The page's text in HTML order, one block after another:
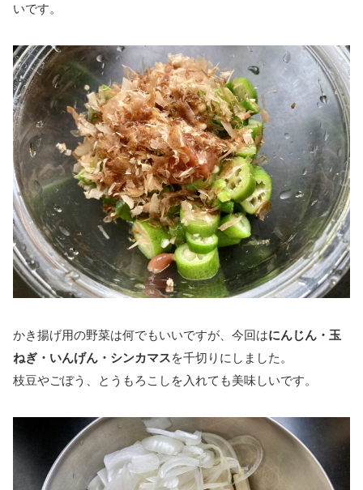
いです。
かき揚げ用の野菜は何でもいいですが、今回はにんじん・玉
ねぎ・いんげん・シンカマスを千切りにしました。
枝豆やごぼう、とうもろこしを入れても美味しいです。